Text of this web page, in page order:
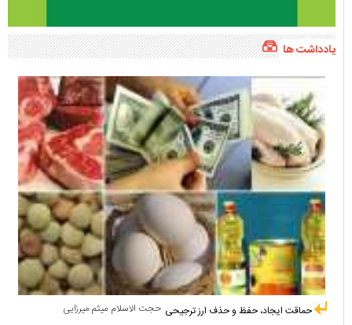
یادداشت ها
حجت الاسلام میثم میرزایی حماقت ایجاد، حفظ و حذف ارز ترجیحی